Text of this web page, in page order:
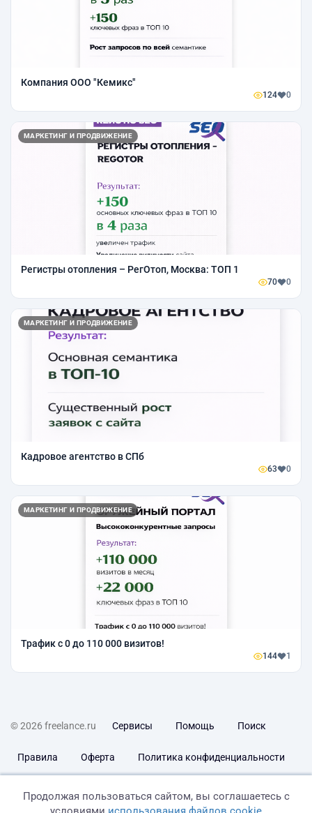
Компания ООО "Кемикс"
124 0
МАРКЕТИНГ И ПРОДВИЖЕНИЕ
Регистры отопления – РегОтоп, Москва: ТОП 1
70 0
МАРКЕТИНГ И ПРОДВИЖЕНИЕ
Кадровое агентство в СПб
63 0
МАРКЕТИНГ И ПРОДВИЖЕНИЕ
Трафик с 0 до 110 000 визитов!
144 1
© 2026 freelance.ru Сервисы Помощь Поиск
Правила Оферта Политика конфиденциальности
Продолжая пользоваться сайтом, вы соглашаетесь с